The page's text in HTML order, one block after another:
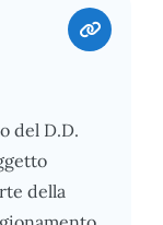
del D.D.
della